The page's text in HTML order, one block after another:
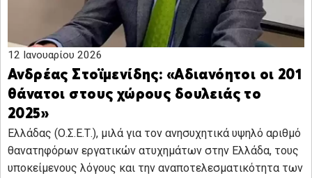
12 Ιανουαρίου 2026
Ανδρέας Στοϊμενίδης: «Αδιανόητοι οι 201
θάνατοι στους χώρους δουλειάς το
2025»
Ελλάδας (Ο.Σ.Ε.Τ.), μιλά για τον ανησυχητικά υψηλό αριθμό
θανατηφόρων εργατικών ατυχημάτων στην Ελλάδα, τους
υποκείμενους λόγους και την αναποτελεσματικότητα των